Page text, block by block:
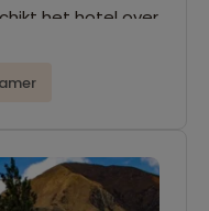
het hotel over